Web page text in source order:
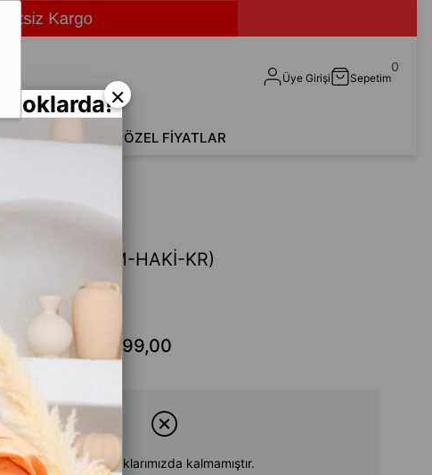
Üye Girişi Sepetim
0
AksesuarÖZEL FİYATLAR
Mont (SRM-HAKİ-KR)
₺1.199,00 ₺299,00
Ürün stoklarımızda kalmamıştır.
×